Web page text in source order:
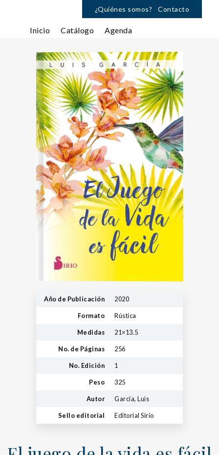
¿Quiénes somos? Contacto
Inicio Catálogo Agenda
Año de Publicación 2020
Formato Rústica
Medidas 21×13.5
No. de Páginas 256
No. Edición 1
Peso 325
Autor García, Luis
Sello editorial Editorial Sirio